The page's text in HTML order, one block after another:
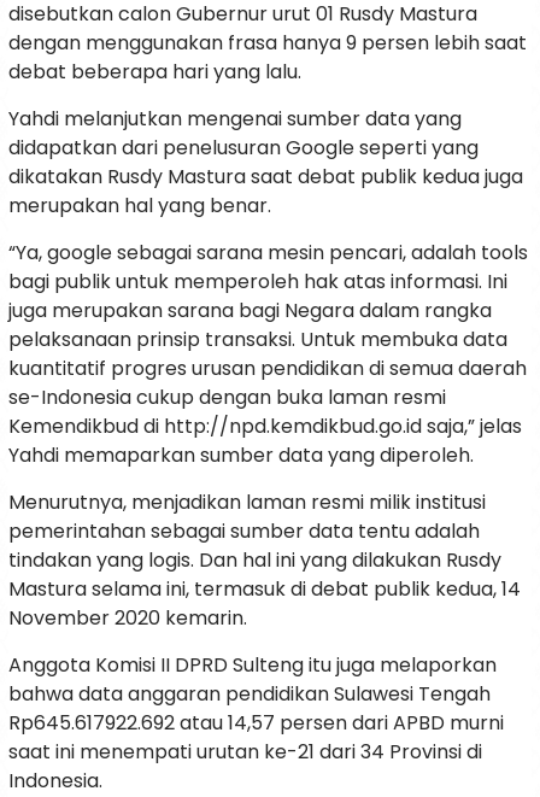
disebutkan calon Gubernur urut 01 Rusdy Mastura
dengan menggunakan frasa hanya 9 persen lebih saat
debat beberapa hari yang lalu.
Yahdi melanjutkan mengenai sumber data yang
didapatkan dari penelusuran Google seperti yang
dikatakan Rusdy Mastura saat debat publik kedua juga
merupakan hal yang benar.
“Ya, google sebagai sarana mesin pencari, adalah tools
bagi publik untuk memperoleh hak atas informasi. Ini
juga merupakan sarana bagi Negara dalam rangka
pelaksanaan prinsip transaksi. Untuk membuka data
kuantitatif progres urusan pendidikan di semua daerah
se-Indonesia cukup dengan buka laman resmi
Kemendikbud di http://npd.kemdikbud.go.id saja,” jelas
Yahdi memaparkan sumber data yang diperoleh.
Menurutnya, menjadikan laman resmi milik institusi
pemerintahan sebagai sumber data tentu adalah
tindakan yang logis. Dan hal ini yang dilakukan Rusdy
Mastura selama ini, termasuk di debat publik kedua, 14
November 2020 kemarin.
Anggota Komisi II DPRD Sulteng itu juga melaporkan
bahwa data anggaran pendidikan Sulawesi Tengah
Rp645.617922.692 atau 14,57 persen dari APBD murni
saat ini menempati urutan ke-21 dari 34 Provinsi di
Indonesia.